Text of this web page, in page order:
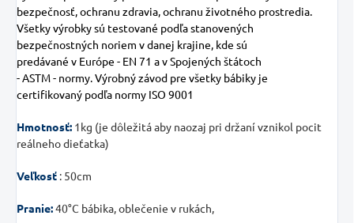
bezpečnosť, ochranu zdravia, ochranu životného prostredia.
Všetky výrobky sú testované podľa stanovených
bezpečnostných noriem v danej krajine, kde sú
predávané v Európe - EN 71 a v Spojených štátoch
- ASTM - normy.Výrobný závod pre všetky bábiky je
certifikovaný podľa normy ISO 9001
Hmotnosť: 1kg (je dôležitá aby naozaj pri držaní vznikol pocit
reálneho dieťatka)
Veľkosť : 50cm
Pranie:40°C bábika, oblečenie v rukách,